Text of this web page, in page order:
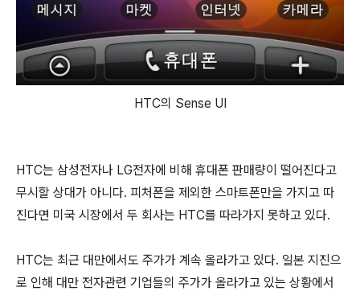
HTC의 Sense UI
HTC는 삼성전자나 LG전자에 비해 휴대폰 판매량이 떨어진다고
무시할 상대가 아니다. 피처폰을 제외한 스마트폰만을 가지고 따
진다면 미국 시장에서 두 회사는 HTC를 따라가지 못하고 있다.
HTC는 최근 대만에서도 주가가 계속 올라가고 있다. 일본 지진으
로 인해 대만 전자관련 기업들의 주가가 올라가고 있는 상황에서